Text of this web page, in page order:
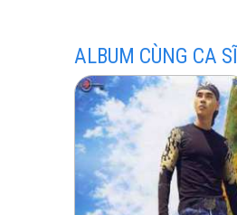
hay
ALBUM CÙNG CA SĨ